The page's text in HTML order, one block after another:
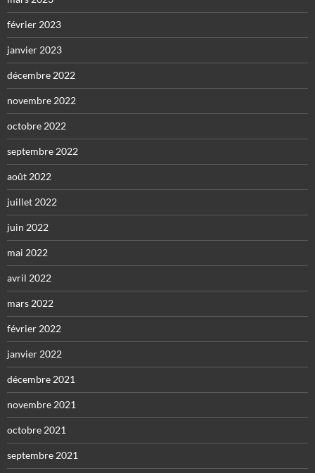
février 2023
janvier 2023
décembre 2022
novembre 2022
octobre 2022
septembre 2022
août 2022
juillet 2022
juin 2022
mai 2022
avril 2022
mars 2022
février 2022
janvier 2022
décembre 2021
novembre 2021
octobre 2021
septembre 2021